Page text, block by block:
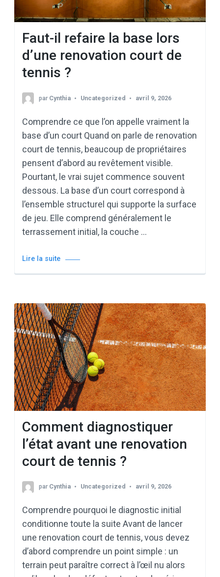
Faut-il refaire la base lors
d’une renovation court de
tennis ?
par Cynthia Uncategorized avril 9, 2026
Comprendre ce que l’on appelle vraiment la
base d’un court Quand on parle de renovation
court de tennis, beaucoup de propriétaires
pensent d’abord au revêtement visible.
Pourtant, le vrai sujet commence souvent
dessous. La base d’un court correspond à
l’ensemble structurel qui supporte la surface
de jeu. Elle comprend généralement le
terrassement initial, la couche …
Lire la suite
Comment diagnostiquer
l’état avant une renovation
court de tennis ?
par Cynthia Uncategorized avril 9, 2026
Comprendre pourquoi le diagnostic initial
conditionne toute la suite Avant de lancer
une renovation court de tennis, vous devez
d’abord comprendre un point simple : un
terrain peut paraître correct à l’œil nu alors